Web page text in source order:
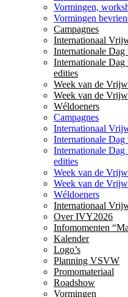
Vormingen,
Vormingen
Campagnes
Internationaal
Internationale
Internationale
edities
Week van de
Week van de
Wéldoeners
Campagnes
Internationaal
Internationale
Internationale
edities
Week van de
Week van de
Wéldoeners
Internationaal
Over IVY2026
Infomomenten
Kalender
Logo’s
Planning VSVW
Promomateriaal
Roadshow
Vormingen